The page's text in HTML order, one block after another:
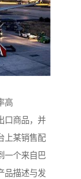
高
口商品，并
上某销售配
一个来自巴
品描述与发